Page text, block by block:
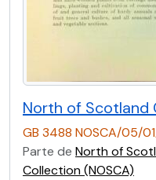
GB 3488 NOSCA/05/
Parte de North of
Collection (NOSCA)